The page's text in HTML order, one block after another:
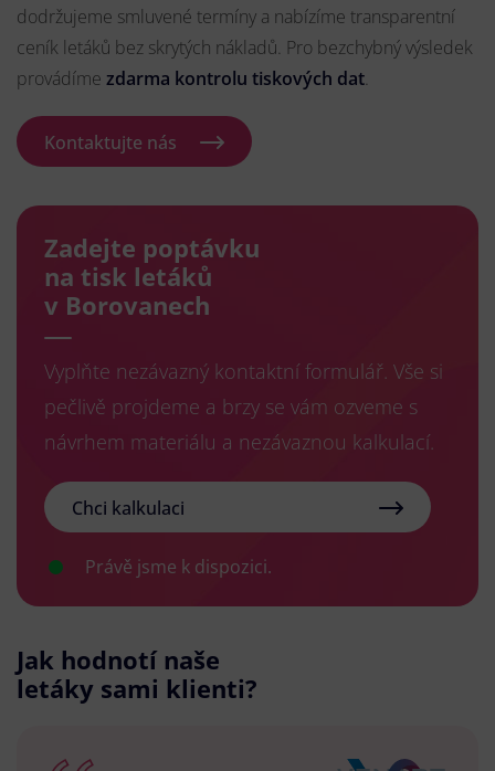
dodržujeme smluvené termíny a nabízíme transparentní
ceník letáků bez skrytých nákladů. Pro bezchybný výsledek
provádíme zdarma kontrolu tiskových dat.
Kontaktujte nás
Zadejte poptávku
na tisk letáků
v Borovanech
Vyplňte nezávazný kontaktní formulář. Vše si
pečlivě projdeme a brzy se vám ozveme s
návrhem materiálu a nezávaznou kalkulací.
Chci kalkulaci
Právě jsme k dispozici.
Jak hodnotí naše
letáky sami klienti?